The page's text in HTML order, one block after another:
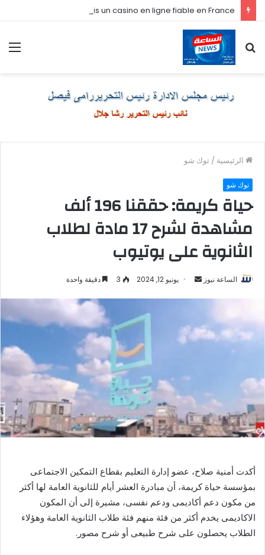
Comment je choisis un casino en ligne fiable en France
عن
الرئيسية / توك شو
توك شو
حياة كريمة: حققنا 196 ألف
مشاهدة لشرح 17 مادة لطلاب
الثانوية على يوتيوب
الساعة نيوز
أرسل يونيو 12, 2024 3 دقيقة واحدة
أكدت أمنية صلاح، عضو إدارة التعليم بقطاع التمكين الاجتماعى
بمؤسسة حياة كريمة، أن مبادرة العشر أيام للثانوية العامة لها أكثر
من مكون دعم أكاديمى ودعم نفسى، مشيرة إلى أن المكون
الاكاديمى يخدم أكثر من فئة منهم فئة طلاب الثانوية العامة وهؤلاء
الطلاب يحصلون على شرح طبيعى أو شرح مصور.